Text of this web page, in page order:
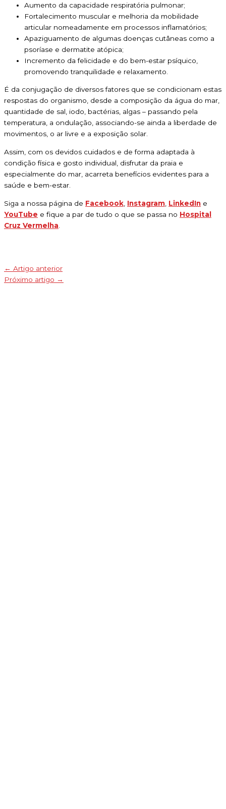
Aumento da capacidade respiratória pulmonar;
Fortalecimento muscular e melhoria da mobilidade
articular nomeadamente em processos inflamatórios;
Apaziguamento de algumas doenças cutâneas como a
psoríase e dermatite atópica;
Incremento da felicidade e do bem-estar psíquico,
promovendo tranquilidade e relaxamento.
É da conjugação de diversos fatores que se condicionam estas
respostas do organismo, desde a composição da água do mar,
quantidade de sal, iodo, bactérias, algas – passando pela
temperatura, a ondulação, associando-se ainda a liberdade de
movimentos, o ar livre e a exposição solar.
Assim, com os devidos cuidados e de forma adaptada à
condição física e gosto individual, disfrutar da praia e
especialmente do mar, acarreta benefícios evidentes para a
saúde e bem-estar.
Siga a nossa página de Facebook Instagram LinkedIn e
YouTube e fique a par de tudo o que se passa no Hospital
Cruz Vermelha
← Artigo anterior
Próximo artigo →